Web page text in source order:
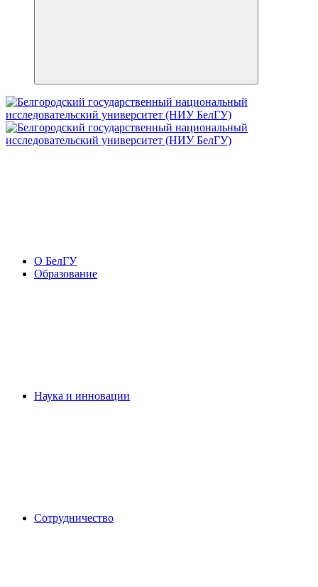
О БелГУ
Образование
Наука и инновации
Сотрудничество